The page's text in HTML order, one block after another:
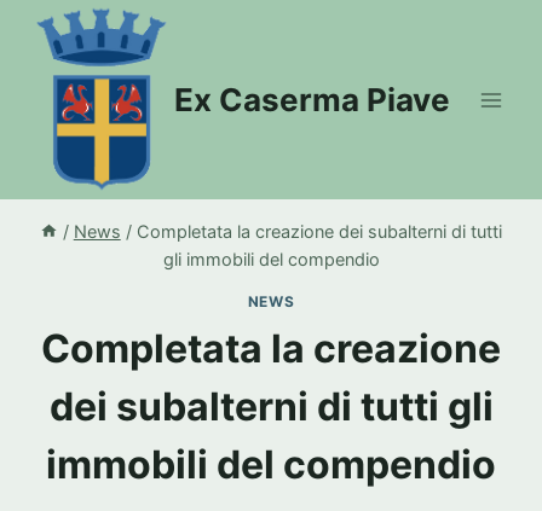
Salta
contenuto
Ex Caserma Piave
/ News / Completata la creazione dei subalterni di tutti
gli immobili del compendio
NEWS
Completata la creazione
dei subalterni di tutti gli
immobili del compendio